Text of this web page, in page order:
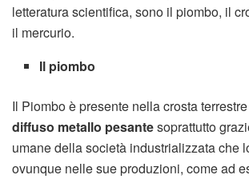
letteratura scientifica, sono il piombo, il
il mercurio.
Il piombo
Il Piombo è presente nella crosta
diffuso metallo pesantesoprattutto
umane della società industrializzata che
ovunque nelle sue produzioni, come ad